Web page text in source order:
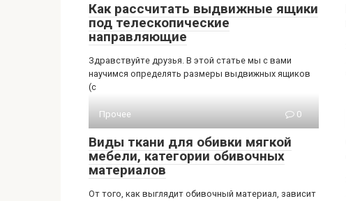
Как рассчитать выдвижные ящики
под телескопические
направляющие
Здравствуйте друзья. В этой статье мы с вами
научимся определять размеры выдвижных ящиков
(с
Прочее 0
Виды ткани для обивки мягкой
мебели, категории обивочных
материалов
От того, как выглядит обивочный материал, зависит